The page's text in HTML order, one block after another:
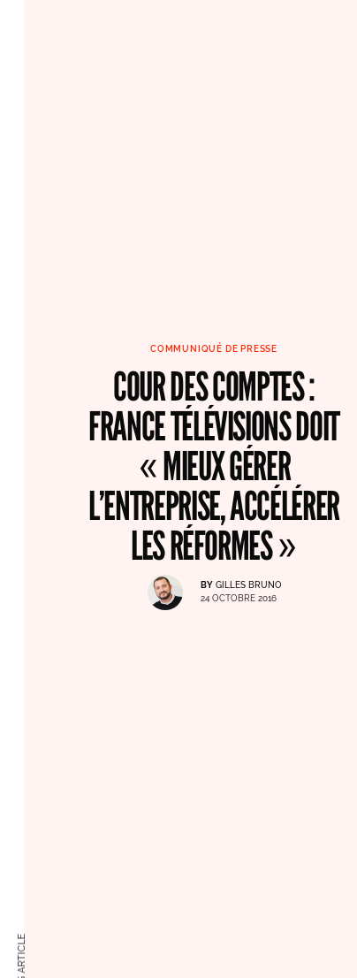
COMMUNIQUÉ DE PRESSE
COUR DES COMPTES :
FRANCE TÉLÉVISIONS DOIT
« MIEUX GÉRER
L’ENTREPRISE, ACCÉLÉRER
LES RÉFORMES »
BY GILLES BRUNO
24 OCTOBRE 2016